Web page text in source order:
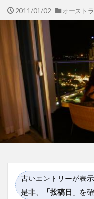
2011/01/02 オースト
古いエントリーが表
是非、
「投稿日」 を